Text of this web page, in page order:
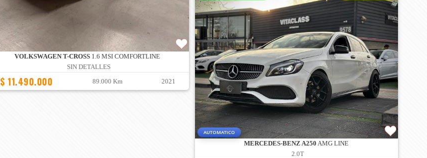
VOLKSWAGEN T-CROSS 1.6 MSI COMFORTLINE
SIN DETALLES
$ 11.490.000 89.000 Km 2021
AUTOMATICO
MERCEDES-BENZ A250 AMG LINE
2.0T